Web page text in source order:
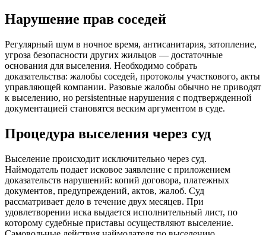
Нарушение прав соседей
Регулярный шум в ночное время, антисанитария, затопление,
угроза безопасности других жильцов — достаточные
основания для выселения. Необходимо собрать
доказательства: жалобы соседей, протоколы участкового, акты
управляющей компании. Разовые жалобы обычно не приводят
к выселению, но persistentные нарушения с подтвержденной
документацией становятся веским аргументом в суде.
Процедура выселения через суд
Выселение происходит исключительно через суд.
Наймодатель подает исковое заявление с приложением
доказательств нарушений: копий договора, платежных
документов, предупреждений, актов, жалоб. Суд
рассматривает дело в течение двух месяцев. При
удовлетворении иска выдается исполнительный лист, по
которому судебные приставы осуществляют выселение.